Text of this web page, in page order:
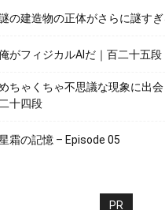
の建造物の正体がさらに謎す
がフィジカルAIだ｜百二十五段
ちゃくちゃ不思議な現象に出
十四段
霜の記憶 – Episode 05
PR